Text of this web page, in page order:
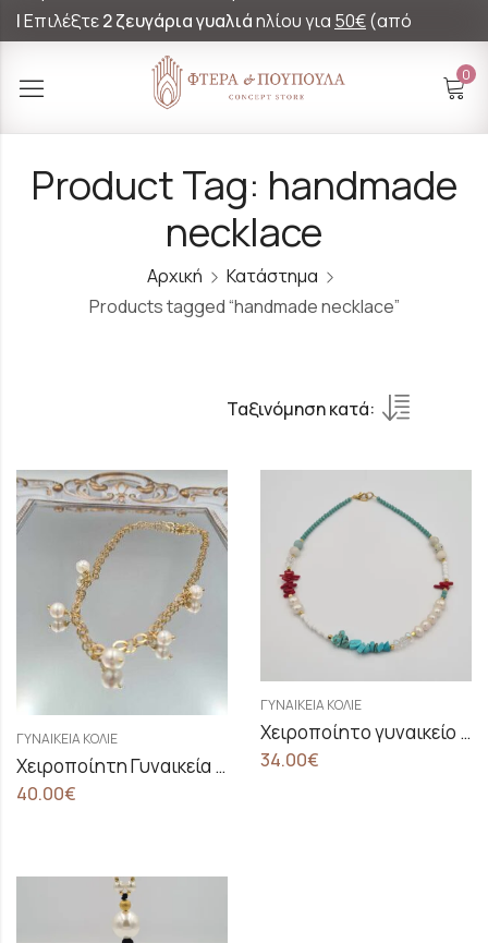
|Επιλέξτε2 ζευγάρια γυαλιάηλίου για 50€(από
0
Product Tag: handmade
necklace
Αρχική
Κατάστημα
Products tagged “handmade necklace”
Ταξινόμηση κατά:
ΓΥΝΑΙΚΕΊΑ ΚΟΛΙΈ
Χειροποίητη Γυναικεία Αλυσίδα Λαιμού Με Φυσικό Μαργαριτάρι
40.00€
ΓΥΝΑΙΚΕΊΑ ΚΟΛΙΈ
Χειροποίητο γυναικείο κολιέ με κρυστάλλινες χάντρες Caribbean Holiday
34.00€